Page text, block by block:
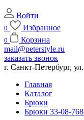
Войти
0 Избранное
0
Корзина
mail@peterstyle.ru
заказать звонок
г. Санкт-Петербург,
Главная
Каталог
Брюки
Брюки 33-08-